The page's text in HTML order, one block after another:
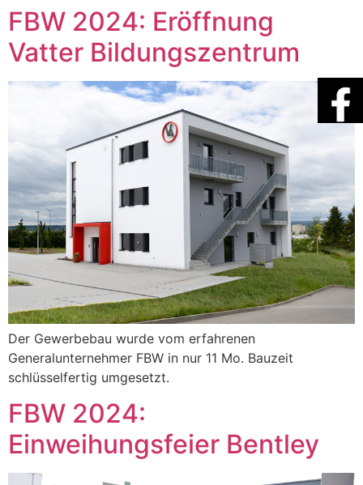
FBW 2024: Eröffnung
Vatter Bildungszentrum
Der Gewerbebau wurde vom erfahrenen
Generalunternehmer FBW in nur 11 Mo. Bauzeit
schlüsselfertig umgesetzt.
FBW 2024:
Einweihungsfeier Bentley